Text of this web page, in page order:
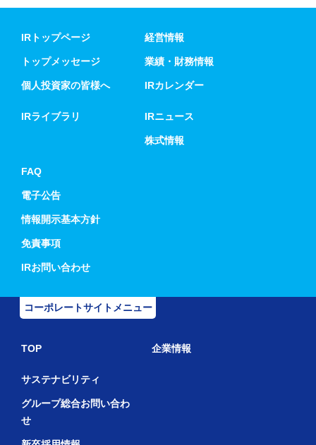
IRトップページ
トップメッセージ
個人投資家の皆様へ
経営情報
業績・財務情報
IRカレンダー
IRライブラリ IRニュース
株式情報
FAQ
電子公告
情報開示基本方針
免責事項
IRお問い合わせ
コーポレートサイトメニュー
TOP 企業情報
サステナビリティ
グループ総合お問い合わ
せ